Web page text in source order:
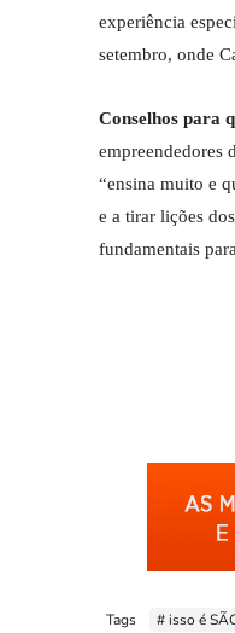
experiência
setembro, onde
Conselhos para
empreendedores
“ensina muito e
e a tirar lições
fundamentais
Tags # isso é